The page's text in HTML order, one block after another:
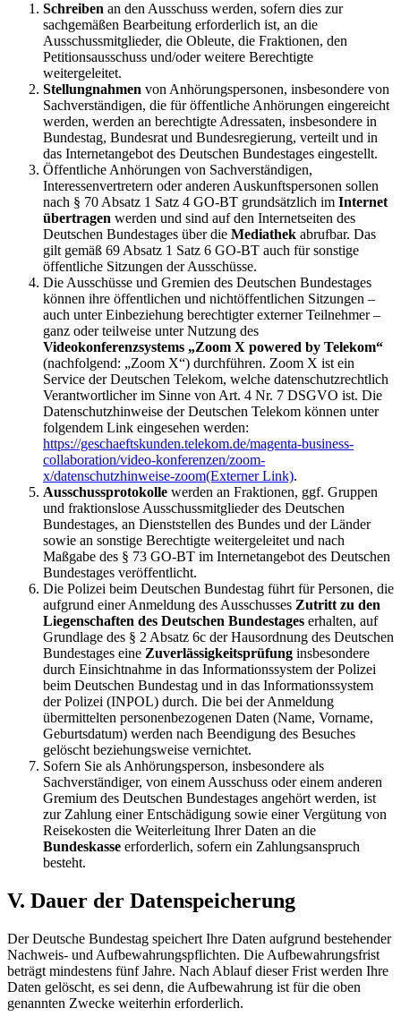
Schreiben an den Ausschuss werden, sofern dies zur
sachgemäßen Bearbeitung erforderlich ist, an die
Ausschussmitglieder, die Obleute, die Fraktionen, den
Petitionsausschuss und/oder weitere Berechtigte
weitergeleitet.
Stellungnahmen von Anhörungspersonen, insbesondere von
Sachverständigen, die für öffentliche Anhörungen eingereicht
werden, werden an berechtigte Adressaten, insbesondere in
Bundestag, Bundesrat und Bundesregierung, verteilt und in
das Internetangebot des Deutschen Bundestages eingestellt.
Öffentliche Anhörungen von Sachverständigen,
Interessenvertretern oder anderen Auskunftspersonen sollen
nach § 70 Absatz 1 Satz 4 GO-BT grundsätzlich im Internet
übertragen werden und sind auf den Internetseiten des
Deutschen Bundestages über die Mediathek abrufbar. Das
gilt gemäß 69 Absatz 1 Satz 6 GO-BT auch für sonstige
öffentliche Sitzungen der Ausschüsse.
Die Ausschüsse und Gremien des Deutschen Bundestages
können ihre öffentlichen und nichtöffentlichen Sitzungen –
auch unter Einbeziehung berechtigter externer Teilnehmer –
ganz oder teilweise unter Nutzung des
Videokonferenzsystems „Zoom X powered by Telekom“
(nachfolgend: „Zoom X“) durchführen. Zoom X ist ein
Service der Deutschen Telekom, welche datenschutzrechtlich
Verantwortlicher im Sinne von Art. 4 Nr. 7 DSGVO ist. Die
Datenschutzhinweise der Deutschen Telekom können unter
folgendem Link eingesehen werden:
https://geschaeftskunden.telekom.de/magenta-business-
collaboration/video-konferenzen/zoom-
x/datenschutzhinweise-zoom(Externer Link).
Ausschussprotokolle werden an Fraktionen, ggf. Gruppen
und fraktionslose Ausschussmitglieder des Deutschen
Bundestages, an Dienststellen des Bundes und der Länder
sowie an sonstige Berechtigte weitergeleitet und nach
Maßgabe des § 73 GO-BT im Internetangebot des Deutschen
Bundestages veröffentlicht.
Die Polizei beim Deutschen Bundestag führt für Personen, die
aufgrund einer Anmeldung des Ausschusses Zutritt zu den
Liegenschaften des Deutschen Bundestages erhalten, auf
Grundlage des § 2 Absatz 6c der Hausordnung des Deutschen
Bundestages eine Zuverlässigkeitsprüfung insbesondere
durch Einsichtnahme in das Informationssystem der Polizei
beim Deutschen Bundestag und in das Informationssystem
der Polizei (INPOL) durch. Die bei der Anmeldung
übermittelten personenbezogenen Daten (Name, Vorname,
Geburtsdatum) werden nach Beendigung des Besuches
gelöscht beziehungsweise vernichtet.
Sofern Sie als Anhörungsperson, insbesondere als
Sachverständiger, von einem Ausschuss oder einem anderen
Gremium des Deutschen Bundestages angehört werden, ist
zur Zahlung einer Entschädigung sowie einer Vergütung von
Reisekosten die Weiterleitung Ihrer Daten an die
Bundeskasse erforderlich, sofern ein Zahlungsanspruch
besteht.
V. Dauer der Datenspeicherung
Der Deutsche Bundestag speichert Ihre Daten aufgrund bestehender
Nachweis- und Aufbewahrungspflichten. Die Aufbewahrungsfrist
beträgt mindestens fünf Jahre. Nach Ablauf dieser Frist werden Ihre
Daten gelöscht, es sei denn, die Aufbewahrung ist für die oben
genannten Zwecke weiterhin erforderlich.